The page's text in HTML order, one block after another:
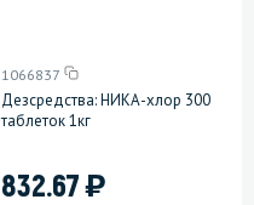
1066837
Дезсредства: НИКА-хлор 300
таблеток 1кг
832.67)